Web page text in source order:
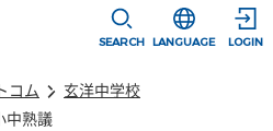
SEARCH
選択すると言
LANGUAGE LOGIN
コム
玄洋中学校
中熟議